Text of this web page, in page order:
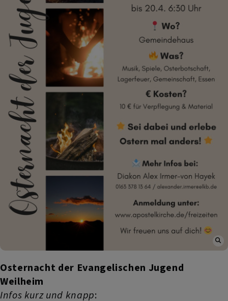
Osternacht der Evangelischen Jugend
Weilheim
Infos kurz und knapp: